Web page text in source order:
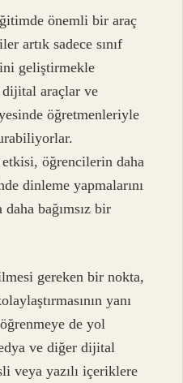
önemli bir araç
artık sadece sınıf
geliştirmekle
dijital araçlar ve
öğretmenleriyle
öğrencilerin daha
dinleme yapmalarını
bağımsız bir
gereken bir nokta,
yanı
de yol
ve diğer dijital
veya yazılı içeriklere